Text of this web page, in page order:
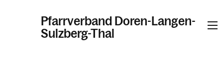
Pfarrverband Doren-Langen-
Sulzberg-Thal